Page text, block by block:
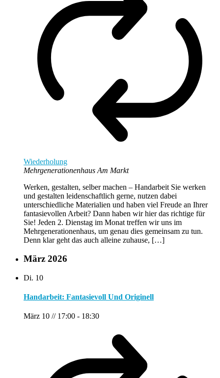
Wiederholung
Mehrgenerationenhaus Am Markt
Werken, gestalten, selber machen – Handarbeit Sie werken
und gestalten leidenschaftlich gerne, nutzen dabei
unterschiedliche Materialien und haben viel Freude an Ihrer
fantasievollen Arbeit? Dann haben wir hier das richtige für
Sie! Jeden 2. Dienstag im Monat treffen wir uns im
Mehrgenerationenhaus, um genau dies gemeinsam zu tun.
Denn klar geht das auch alleine zuhause, […]
März 2026
Di. 10
Handarbeit: Fantasievoll Und Originell
März 10 // 17:00 - 18:30